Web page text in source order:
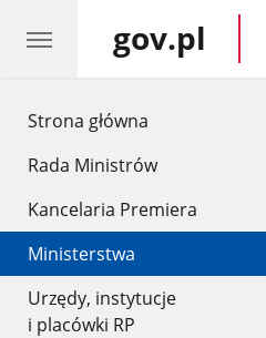
Strona główna
Rada Ministrów
Kancelaria Premiera
Ministerstwa
Urzędy, instytucje
i placówki RP
gov.pl